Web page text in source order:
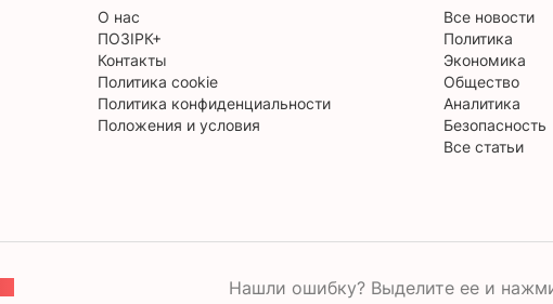
О нас
ПОЗІРК+
Контакты
Политика cookie
Политика конфиденциальности
Положения и условия
Все новости
Политика
Экономика
Общество
Аналитика
Безопасность
Все статьи
Нашли ошибку? Выделите ее и